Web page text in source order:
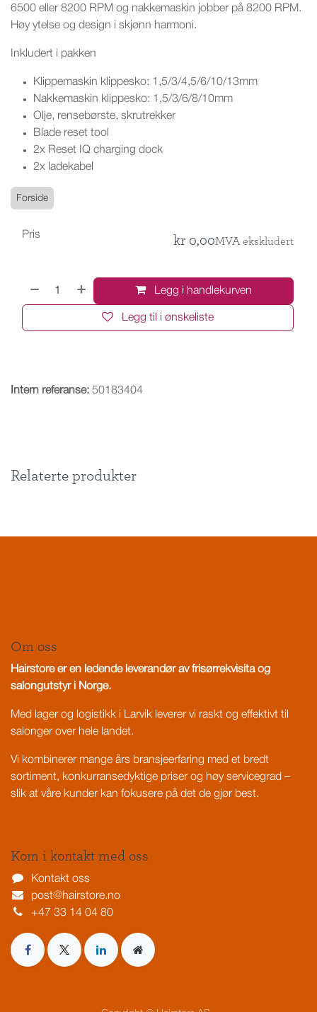
6500 eller 8200 RPM og nakkemaskin jobber på 8200 RPM.
Høy ytelse og design i skjønn harmoni.
Inkludert i pakken
Klippemaskin klippesko: 1,5/3/4,5/6/10/13mm
Nakkemaskin klippesko: 1,5/3/6/8/10mm
Olje, rensebørste, skrutrekker
Blade reset tool
2x Reset IQ charging dock
2x ladekabel
Forside
Legg i handlekurven
Legg til i ønskeliste
Pris kr 0,00MVA ekskludert
Intern referanse: 50183404
Relaterte produkter
Om oss
Hairstore er en ledende leverandør av frisørrekvisita og
salongutstyr i Norge.
Med lager og logistikk i Larvik leverer vi raskt og effektivt til
salonger over hele landet.
Vi kombinerer mange års bransjeerfaring med et bredt
sortiment, konkurransedyktige priser og høy servicegrad –
slik at våre kunder kan fokusere på det de gjør best.
Kom i kontakt med oss
Kontakt oss
post@hairstore.no
+47 33 14 04 80